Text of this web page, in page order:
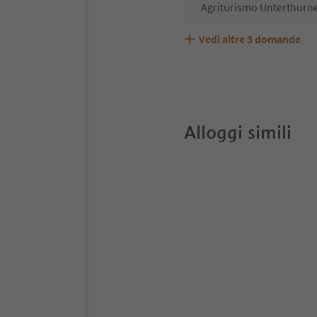
Agriturismo
Agriturismo
Quali servizi/attività
Gli ospiti di Agriturismo
Vedi altre 3 domande
Alloggi simili